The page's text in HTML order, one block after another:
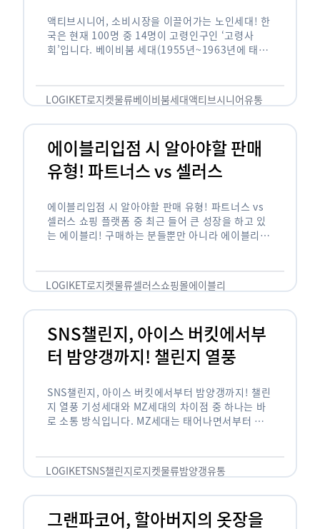
액티브시니어, 소비시장을 이끌어가는 노인세대! 한
국은 현재 100명 중 14명이 고령인구인 ‘고령사
회’입니다. 베이비붐 세대(1955년~1963년에 태어
오고 있습니다. 하지만 사회가 늙어가는 …
LOGIKET로지켓물류베이비붐세대액티브시니어유통
에이블리입점 시 알아야할 판매
유형! 파트너스 vs 셀러스
에이블리입점 시 알아야할 판매 유형! 파트너스 vs
셀러스 쇼핑 플랫폼 중 최근 들어 큰 성장을 하고 있
는 에이블리! 구매하는 분들뿐만 아니라 에이블리에
LOGIKET로지켓물류셀러스쇼핑몰에이블리
SNS챌린지, 아이스 버킷에서부
터 밤양갱까지! 챌린지 열풍
SNS챌린지, 아이스 버킷에서부터 밤양갱까지! 챌린
지 열풍 기성세대와 MZ세대의 차이점 중 하나는 바
로 소통 방식입니다. MZ세대는 태어나면서부터 디
도 능숙한 …
LOGIKETSNS챌린지로지켓물류밤양갱유통
그랜파코어, 할아버지의 옷장을